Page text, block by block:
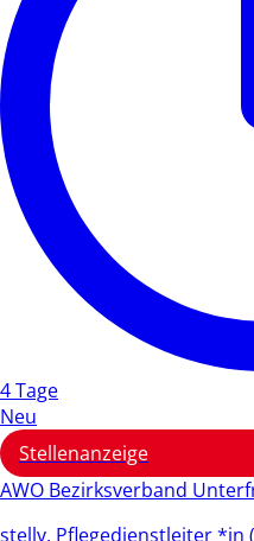
4 Tage
Neu
Stellenanzeige
AWO Bezirksverband
stellv. Pflegedienstleiter *in